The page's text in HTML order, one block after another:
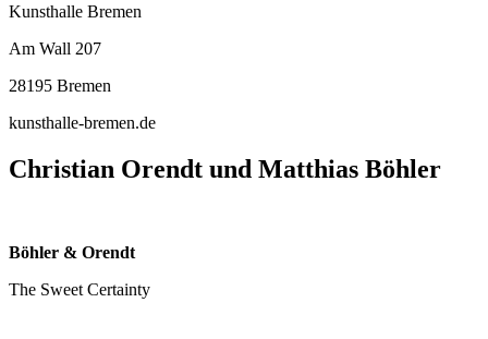
Kunsthalle Bremen
Am Wall 207
28195 Bremen
kunsthalle-bremen.de
Christian Orendt und Matthias Böhler
Böhler & Orendt
The Sweet Certainty